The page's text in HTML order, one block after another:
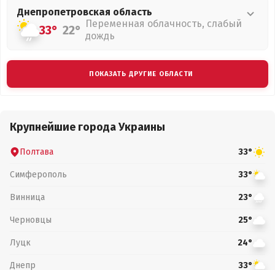
Днепропетровская область
33° 22° Переменная облачность, слабый
дождь
ПОКАЗАТЬ ДРУГИЕ ОБЛАСТИ
Крупнейшие города Украины
Полтава 33°
Симферополь 33°
Винница 23°
Черновцы 25°
Луцк 24°
Днепр 33°